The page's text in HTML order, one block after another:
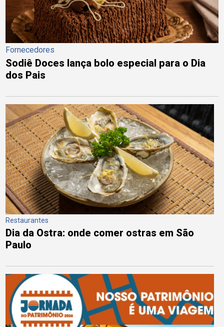
Fornecedores
Sodiê Doces lança bolo especial para o Dia
dos Pais
Restaurantes
Dia da Ostra: onde comer ostras em São
Paulo